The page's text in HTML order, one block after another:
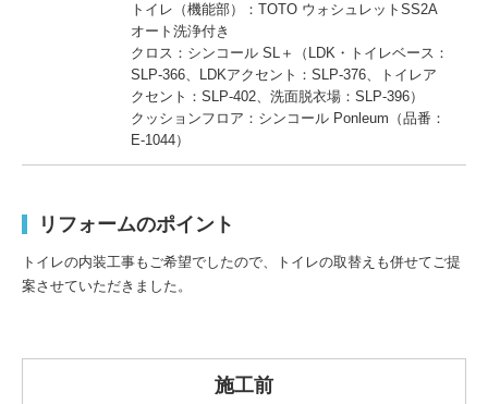
トイレ（機能部）：TOTO ウォシュレットSS2A
オート洗浄付き
クロス：シンコール SL＋（LDK・トイレベース：
SLP-366、LDKアクセント：SLP-376、トイレア
クセント：SLP-402、洗面脱衣場：SLP-396）
クッションフロア：シンコール Ponleum（品番：
E-1044）
リフォームのポイント
トイレの内装工事もご希望でしたので、トイレの取替えも併せてご提
案させていただきました。
施工前